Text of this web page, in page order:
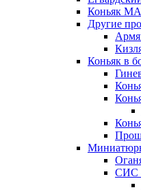
Коньяк
Другие
Коньяк в
СИС